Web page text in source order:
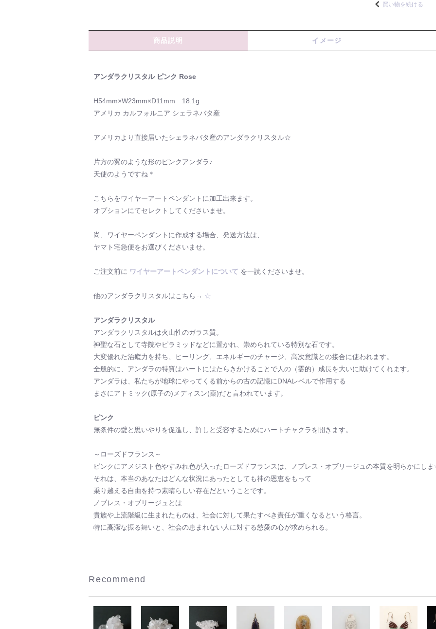
買い物を続ける
商品説明 イメージ
アンダラクリスタル ピンク Rose
H54mm×W23mm×D11mm 18.1g
アメリカ カルフォルニア シェラネバタ産
アメリカより直接届いたシェラネバタ産のアンダラクリスタル☆
片方の翼のような形のピンクアンダラ♪
天使のようですね＊
こちらをワイヤーアートペンダントに加工出来ます。
オプションにてセレクトしてくださいませ。
尚、ワイヤーペンダントに作成する場合、発送方法は、
ヤマト宅急便をお選びくださいませ。
ご注文前に ワイヤーアートペンダントについて を一読くださいませ。
他のアンダラクリスタルはこちら→ ☆
アンダラクリスタル
アンダラクリスタルは火山性のガラス質。
神聖な石として寺院やピラミッドなどに置かれ、崇められている特別な石です。
大変優れた治癒力を持ち、ヒーリング、エネルギーのチャージ、高次意識との接合に使われます。
全般的に、アンダラの特質はハートにはたらきかけることで人の（霊的）成長を大いに助けてくれます。
アンダラは、私たちが地球にやってくる前からの古の記憶にDNAレベルで作用する
まさにアトミック(原子の)メディスン(薬)だと言われています。
ピンク
無条件の愛と思いやりを促進し、許しと受容するためにハートチャクラを開きます。
～ローズドフランス～
ピンクにアメジスト色やすみれ色が入ったローズドフランスは、ノブレス・オブリージュの本質を明らかにしま
それは、本当のあなたはどんな状況にあったとしても神の恩恵をもって
乗り越える自由を持つ素晴らしい存在だということです。
ノブレス・オブリージュとは...
貴族や上流階級に生まれたものは、社会に対して果たすべき責任が重くなるという格言。
特に高潔な振る舞いと、社会の恵まれない人に対する慈愛の心が求められる。
Recommend